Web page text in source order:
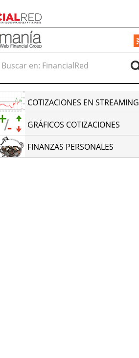
Buscar en:
COTIZACIONES EN STREAMING
GRÁFICOS COTIZACIONES
FINANZAS PERSONALES